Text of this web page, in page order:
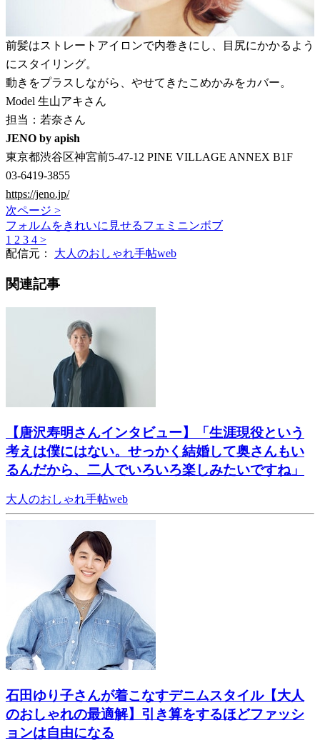
前髪はストレートアイロンで内巻きにし、目尻にかかるよう
にスタイリング。
動きをプラスしながら、やせてきたこめかみをカバー。
Model 生山アキさん
担当：若奈さん
JENO by apish
東京都渋谷区神宮前5-47-12 PINE VILLAGE ANNEX B1F
03-6419-3855
https://jeno.jp/
次ページ >
フォルムをきれいに見せるフェミニンボブ
1 2 3 4 >
配信元： 大人のおしゃれ手帖web
関連記事
【唐沢寿明さんインタビュー】「生涯現役という
考えは僕にはない。せっかく結婚して奥さんもい
るんだから、二人でいろいろ楽しみたいですね」
大人のおしゃれ手帖web
石田ゆり子さんが着こなすデニムスタイル【大人
のおしゃれの最適解】引き算をするほどファッシ
ョンは自由になる